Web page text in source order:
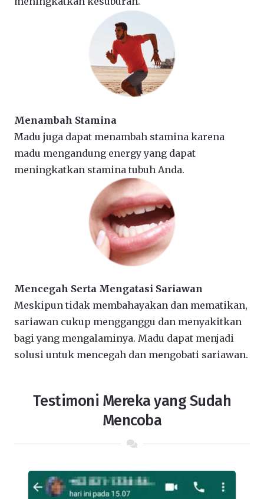
Menambah Stamina
Madu juga dapat menambah stamina karena
madu mengandung energy yang dapat
meningkatkan stamina tubuh Anda.
Mencegah Serta Mengatasi Sariawan
Meskipun tidak membahayakan dan mematikan,
sariawan cukup mengganggu dan menyakitkan
bagi yang mengalaminya. Madu dapat menjadi
solusi untuk mencegah dan mengobati sariawan.
Testimoni Mereka yang Sudah
Mencoba